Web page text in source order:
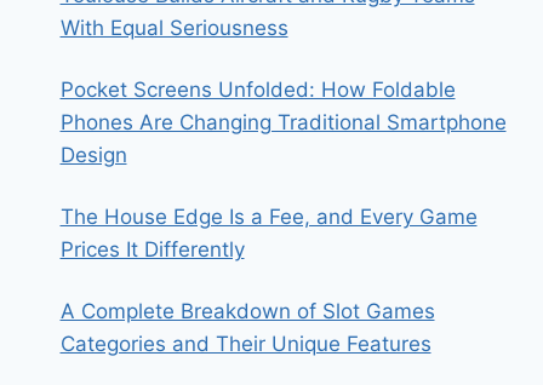
With Equal Seriousness
Pocket Screens Unfolded: How Foldable
Phones Are Changing Traditional Smartphone
Design
The House Edge Is a Fee, and Every Game
Prices It Differently
A Complete Breakdown of Slot Games
Categories and Their Unique Features